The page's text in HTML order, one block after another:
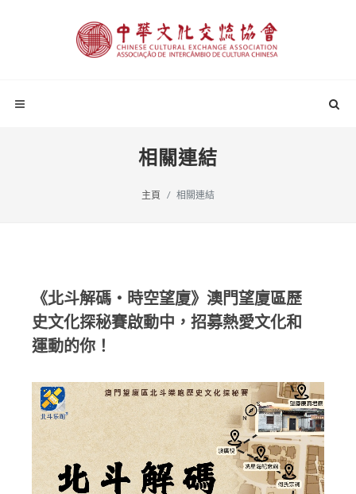
相關連結
主頁 相關連結
《北斗解碼・時空望廈》澳門望廈區歷
史文化探秘賽啟動中，招募熱愛文化和
運動的你！